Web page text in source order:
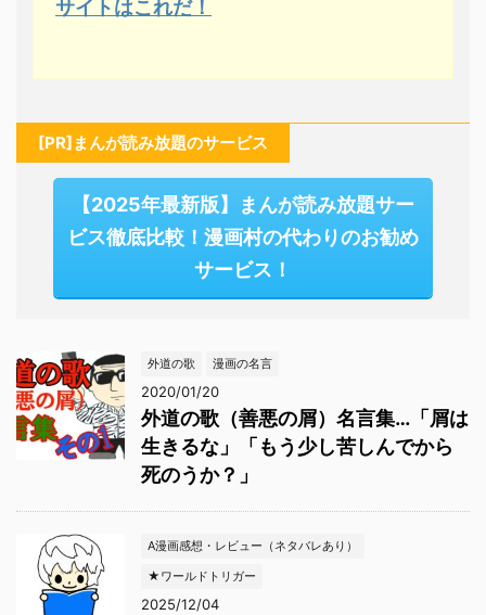
サイトはこれだ！
[PR]まんが読み放題のサービス
【2025年最新版】まんが読み放題サー
ビス徹底比較！漫画村の代わりのお勧め
サービス！
外道の歌 漫画の名言
2020/01/20
外道の歌（善悪の屑）名言集…「屑は
生きるな」「もう少し苦しんでから
死のうか？」
A漫画感想・レビュー（ネタバレあり）
★ワールドトリガー
2025/12/04